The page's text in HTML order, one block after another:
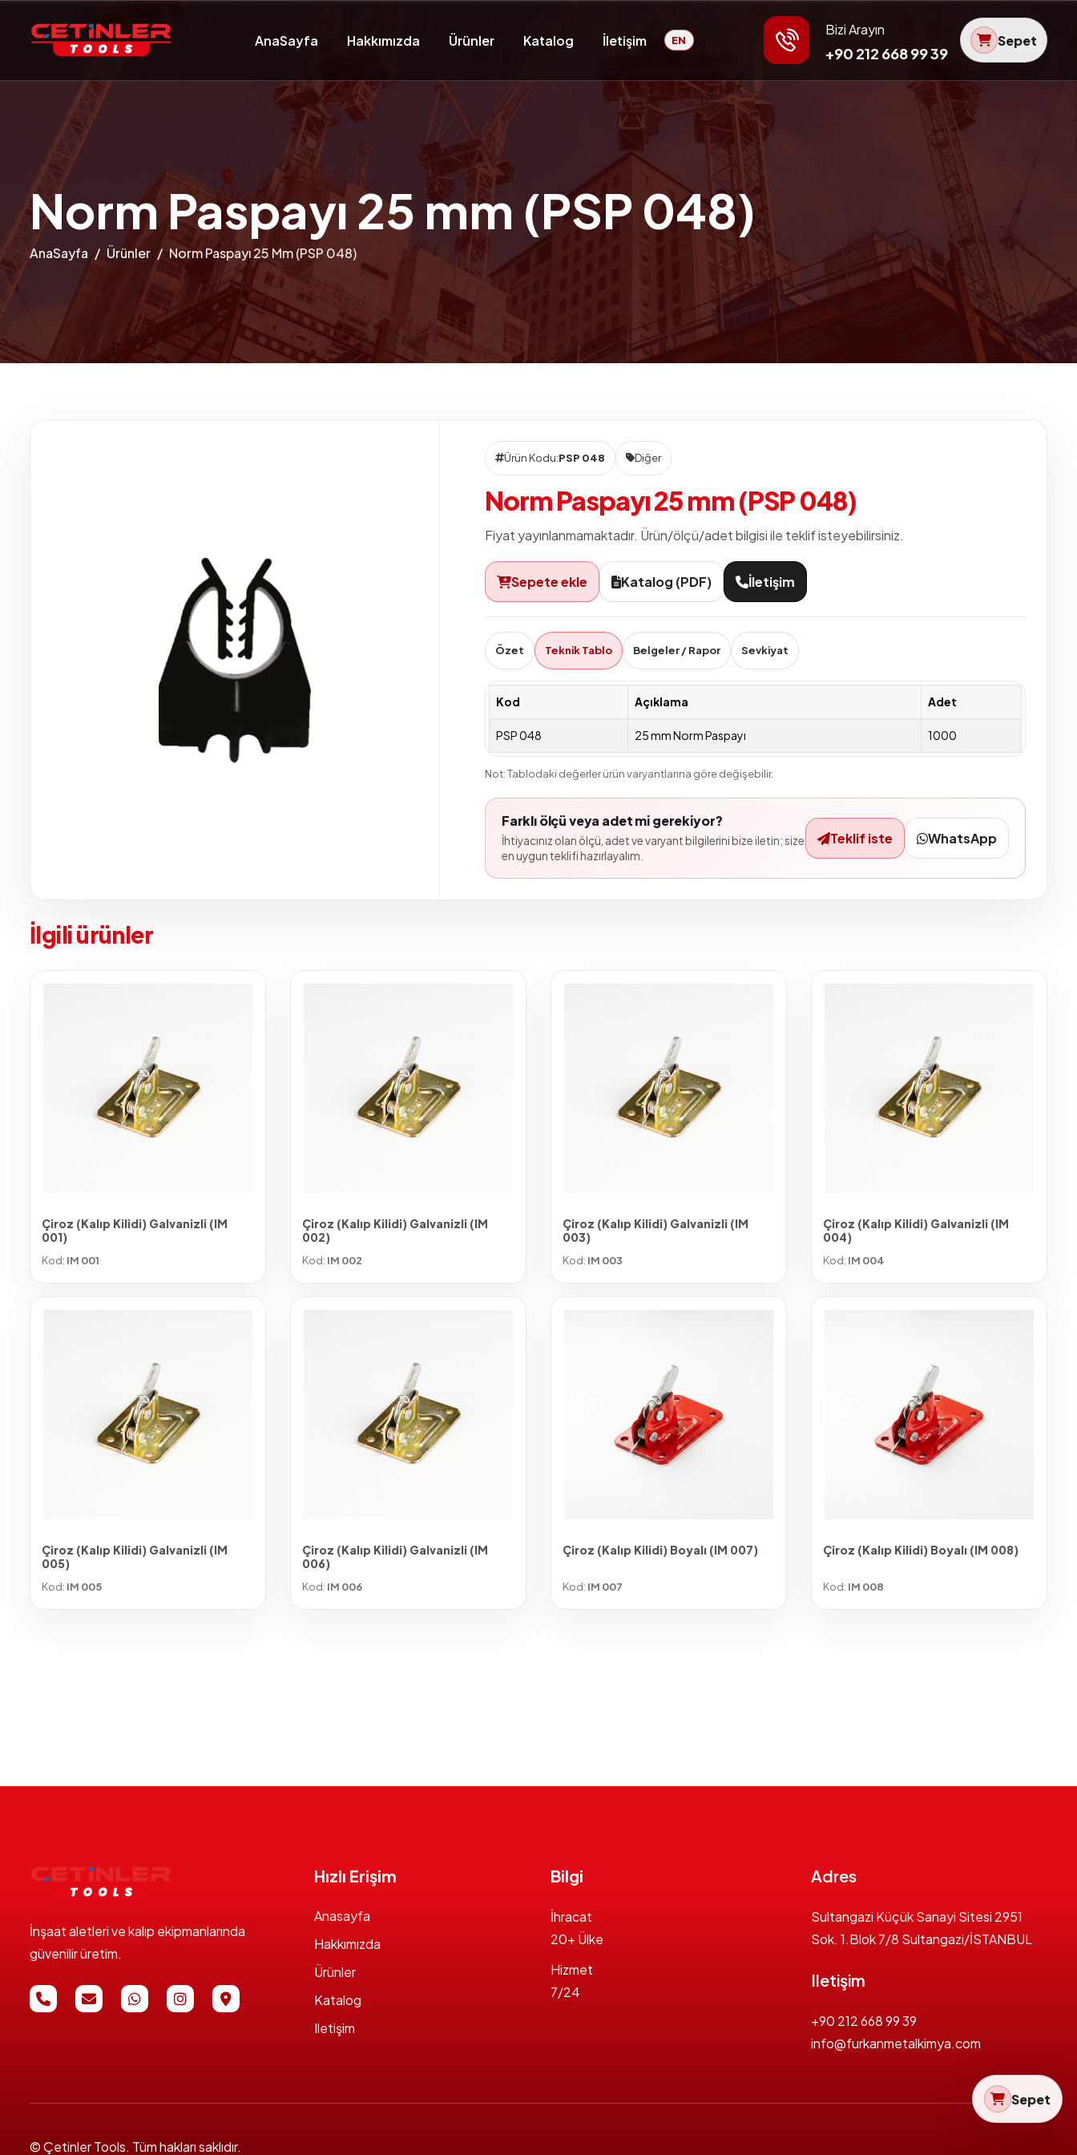
AnaSayfa Hakkımızda Ürünler Katalog İletişim EN
Bizi Arayın
+90 212 668 99 39
Sepet
Norm Paspayı 25 mm (PSP 048)
AnaSayfa Ürünler Norm Paspayı 25 Mm (PSP 048)
Ürün Kodu:PSP 048 Diğer
Norm Paspayı 25 mm (PSP 048)
Fiyat yayınlanmamaktadır. Ürün/ölçü/adet bilgisi ile teklif isteyebilirsiniz.
Sepete ekle Katalog (PDF) İletişim
Özet Teknik Tablo Belgeler / Rapor Sevkiyat
Kod Açıklama Adet
PSP 048 25 mm Norm Paspayı 1000
Not: Tablodaki değerler ürün varyantlarına göre değişebilir.
Farklı ölçü veya adet mi gerekiyor?
İhtiyacınız olan ölçü, adet ve varyant bilgilerini bize iletin; size
en uygun teklifi hazırlayalım.
Teklif iste WhatsApp
İlgili ürünler
Çiroz (Kalıp Kilidi) Galvanizli (IM
001)
Kod: IM 001
Çiroz (Kalıp Kilidi) Galvanizli (IM
002)
Kod: IM 002
Çiroz (Kalıp Kilidi) Galvanizli (IM
003)
Kod: IM 003
Çiroz (Kalıp Kilidi) Galvanizli (IM
004)
Kod: IM 004
Çiroz (Kalıp Kilidi) Galvanizli (IM
005)
Kod: IM 005
Çiroz (Kalıp Kilidi) Galvanizli (IM
006)
Kod: IM 006
Çiroz (Kalıp Kilidi) Boyalı (IM 007)
Kod: IM 007
Çiroz (Kalıp Kilidi) Boyalı (IM 008)
Kod: IM 008
İnşaat aletleri ve kalıp ekipmanlarında
güvenilir üretim.
Hızlı Erişim
Anasayfa
Hakkımızda
Ürünler
Katalog
Iletişim
Bilgi
İhracat
20+ Ülke
Hizmet
7/24
Adres
Sultangazi Küçük Sanayi Sitesi 2951
Sok. 1.Blok 7/8 Sultangazi/İSTANBUL
Iletişim
+90 212 668 99 39
info@furkanmetalkimya.com
© Çetinler Tools. Tüm hakları saklıdır.
Sepet